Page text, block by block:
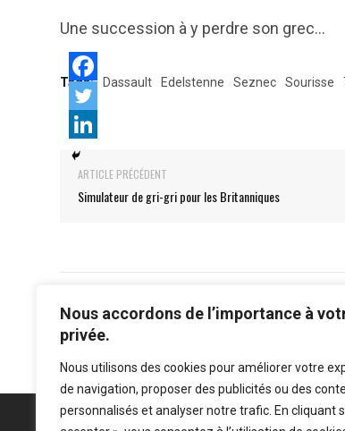
Nous accordons de l’importance à
privée.
Nous utilisons des cookies pour améliorer votre
de navigation, proposer des publicités ou des
personnalisés et analyser notre trafic. En cliquant
Une succession à y perdre son grec…
Tags: Dassault Edelstenne Seznec Sourisse
ARTICLE PRÉCÉDENT
Simulateur de gri-gri pour les Britanniques